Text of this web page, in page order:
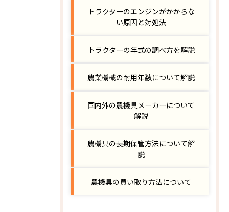
トラクターのエンジンがかからな
い原因と対処法
トラクターの年式の調べ方を解説
農業機械の耐用年数について解説
国内外の農機具メーカーについて
解説
農機具の長期保管方法について解
説
農機具の買い取り方法について